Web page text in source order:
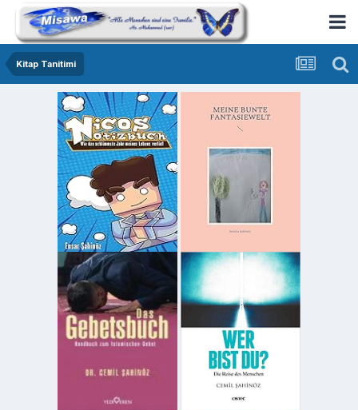
Kitap Tanitimi